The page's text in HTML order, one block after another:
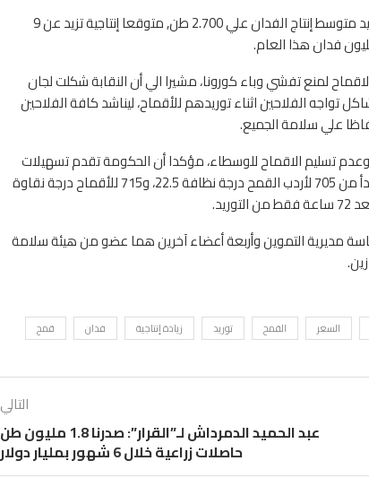
وأكد نقيب الفلاحين، أن موسم القمح هذا العام مبشر حيث يزيد متوسط إنتاج الفدان علي 2.700 طن, متوقعا إنتاجية تزيد عن 9
لمنع تفشي وباء كورونا، مشيرا الي أن النقابة شكلت لجان
الفلاحين اثناء توريدهم للأقماح، ليناشد كافة الفلاحين
حفاظا علي سلامة الجميع.
تسليم الاقماح للوسطاء، مؤكدا أن الحكومة تقدم تسهيلات
كبيرة للفلاحين في توريد الأقماح، حيث وضعت أسعار مرضية تبدأ من 705 لأردب القمح درجة نظافة 22.5، و715 للأقماح درجة نقاوة
مديرية التموين وأربعة أعضاء آخرين هما عضو من هيئة سلامة
السعر القمح توريد زيادة إنتاجية فدان قمح
التالي
عبد الحميد الدمرداش لـ”القرار”: صدرنا 1.8 مليون طن
حاصلات زراعية خلال 6 شهور بمليار دولار